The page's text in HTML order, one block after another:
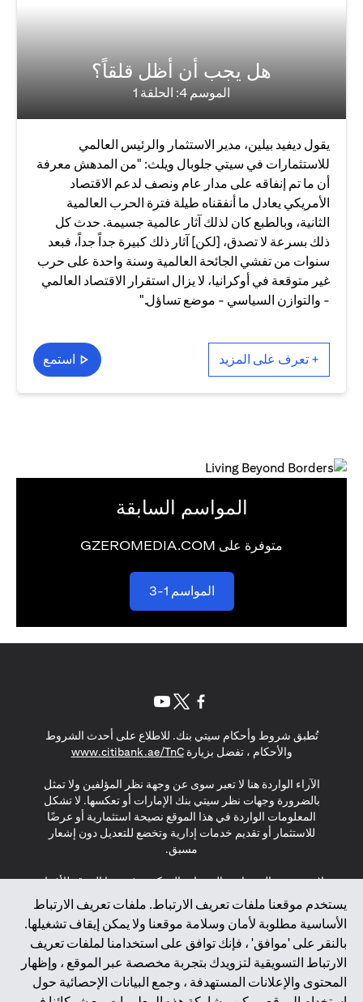
هل يجب أن أظل قلقاً؟
الموسم 4: الحلقة 1
يقول ديفيد بيلين، مدير الاستثمار والرئيس العالمي
للاستثمارات في سيتي جلوبال ويلث: "من المدهش معرفة
أن ما تم إنفاقه على مدار عام ونصف لدعم الاقتصاد
الأمريكي يعادل ما أنفقناه طيلة فترة الحرب العالمية
الثانية، وبالطبع كان لذلك آثار عالمية جسيمة. حدث كل
ذلك بسرعة لا تصدق، [لكن] آثار ذلك كبيرة جداً جداً، فبعد
سنوات من تفشي الجائحة العالمية وسنة واحدة على حرب
غير متوقعة في أوكرانيا، لا يزال استقرار الاقتصاد العالمي
- والتوازن السياسي - موضع تساؤل."
+ تعرف على المزيد استمع
المواسم السابقة
متوفرة على GZEROMEDIA.COM
المواسم 1-3
يستخدم موقعنا ملفات تعريف الارتباط. ملفات تعريف الارتباط
الأساسية مطلوبة لأمان وسلامة موقعنا ولا يمكن إيقاف تشغيلها.
بالنقر على 'موافق' ، فإنك توافق على استخدامنا لملفات تعريف
الارتباط التسويقية لتزويدك بتجربة مخصصة عبر الموقع ، وإظهار
المحتوى والإعلانات المستهدفة ، وجمع البيانات الإحصائية حول
تُطبق شروط وأحكام سيتي بنك. للاطلاع على أحدث الشروط
والأحكام ، تفضل بزيارةwww.citibank.ae/TnC
(opens in a new tab)
الآراء الواردة هنا لا تعبر سوى عن وجهة نظر المؤلفين ولا تمثل
بالضرورة وجهات نظر سيتي بنك الإمارات أو تعكسها. لا تشكل
المعلومات الواردة في هذا الموقع نصيحة استثمارية أو عرضًا
للاستثمار أو تقديم خدمات إدارية وتخضع للتعديل دون إشعار
مسبق.
لا يتم تقديم المنتجات والخدمات المذكورة في هذا الموقع للأفراد
المقيمين في الاتحاد الأوروبي أو المنطقة الاقتصادية الأوروبية أو
سويسرا أو غيرنسي أو جيرسي أو موناكو أو سان مارينو أو
الفاتيكان أو جزيرة مان أو المملكة المتحدة أو خصوصية البيانات
(لائحة حماية البيانات العامة \ قانون حماية البيانات الشخصية
العامة \ قانون خصوصية نيوزيلندا). المحتوى الموجود في هذه
الصفحة ليس ولا ينبغي تفسيره على أنه عرض أو دعوة أو دعوة
لشراء أو بيع أي من المنتجات والخدمات المذكورة هنا لمثل هؤلاء